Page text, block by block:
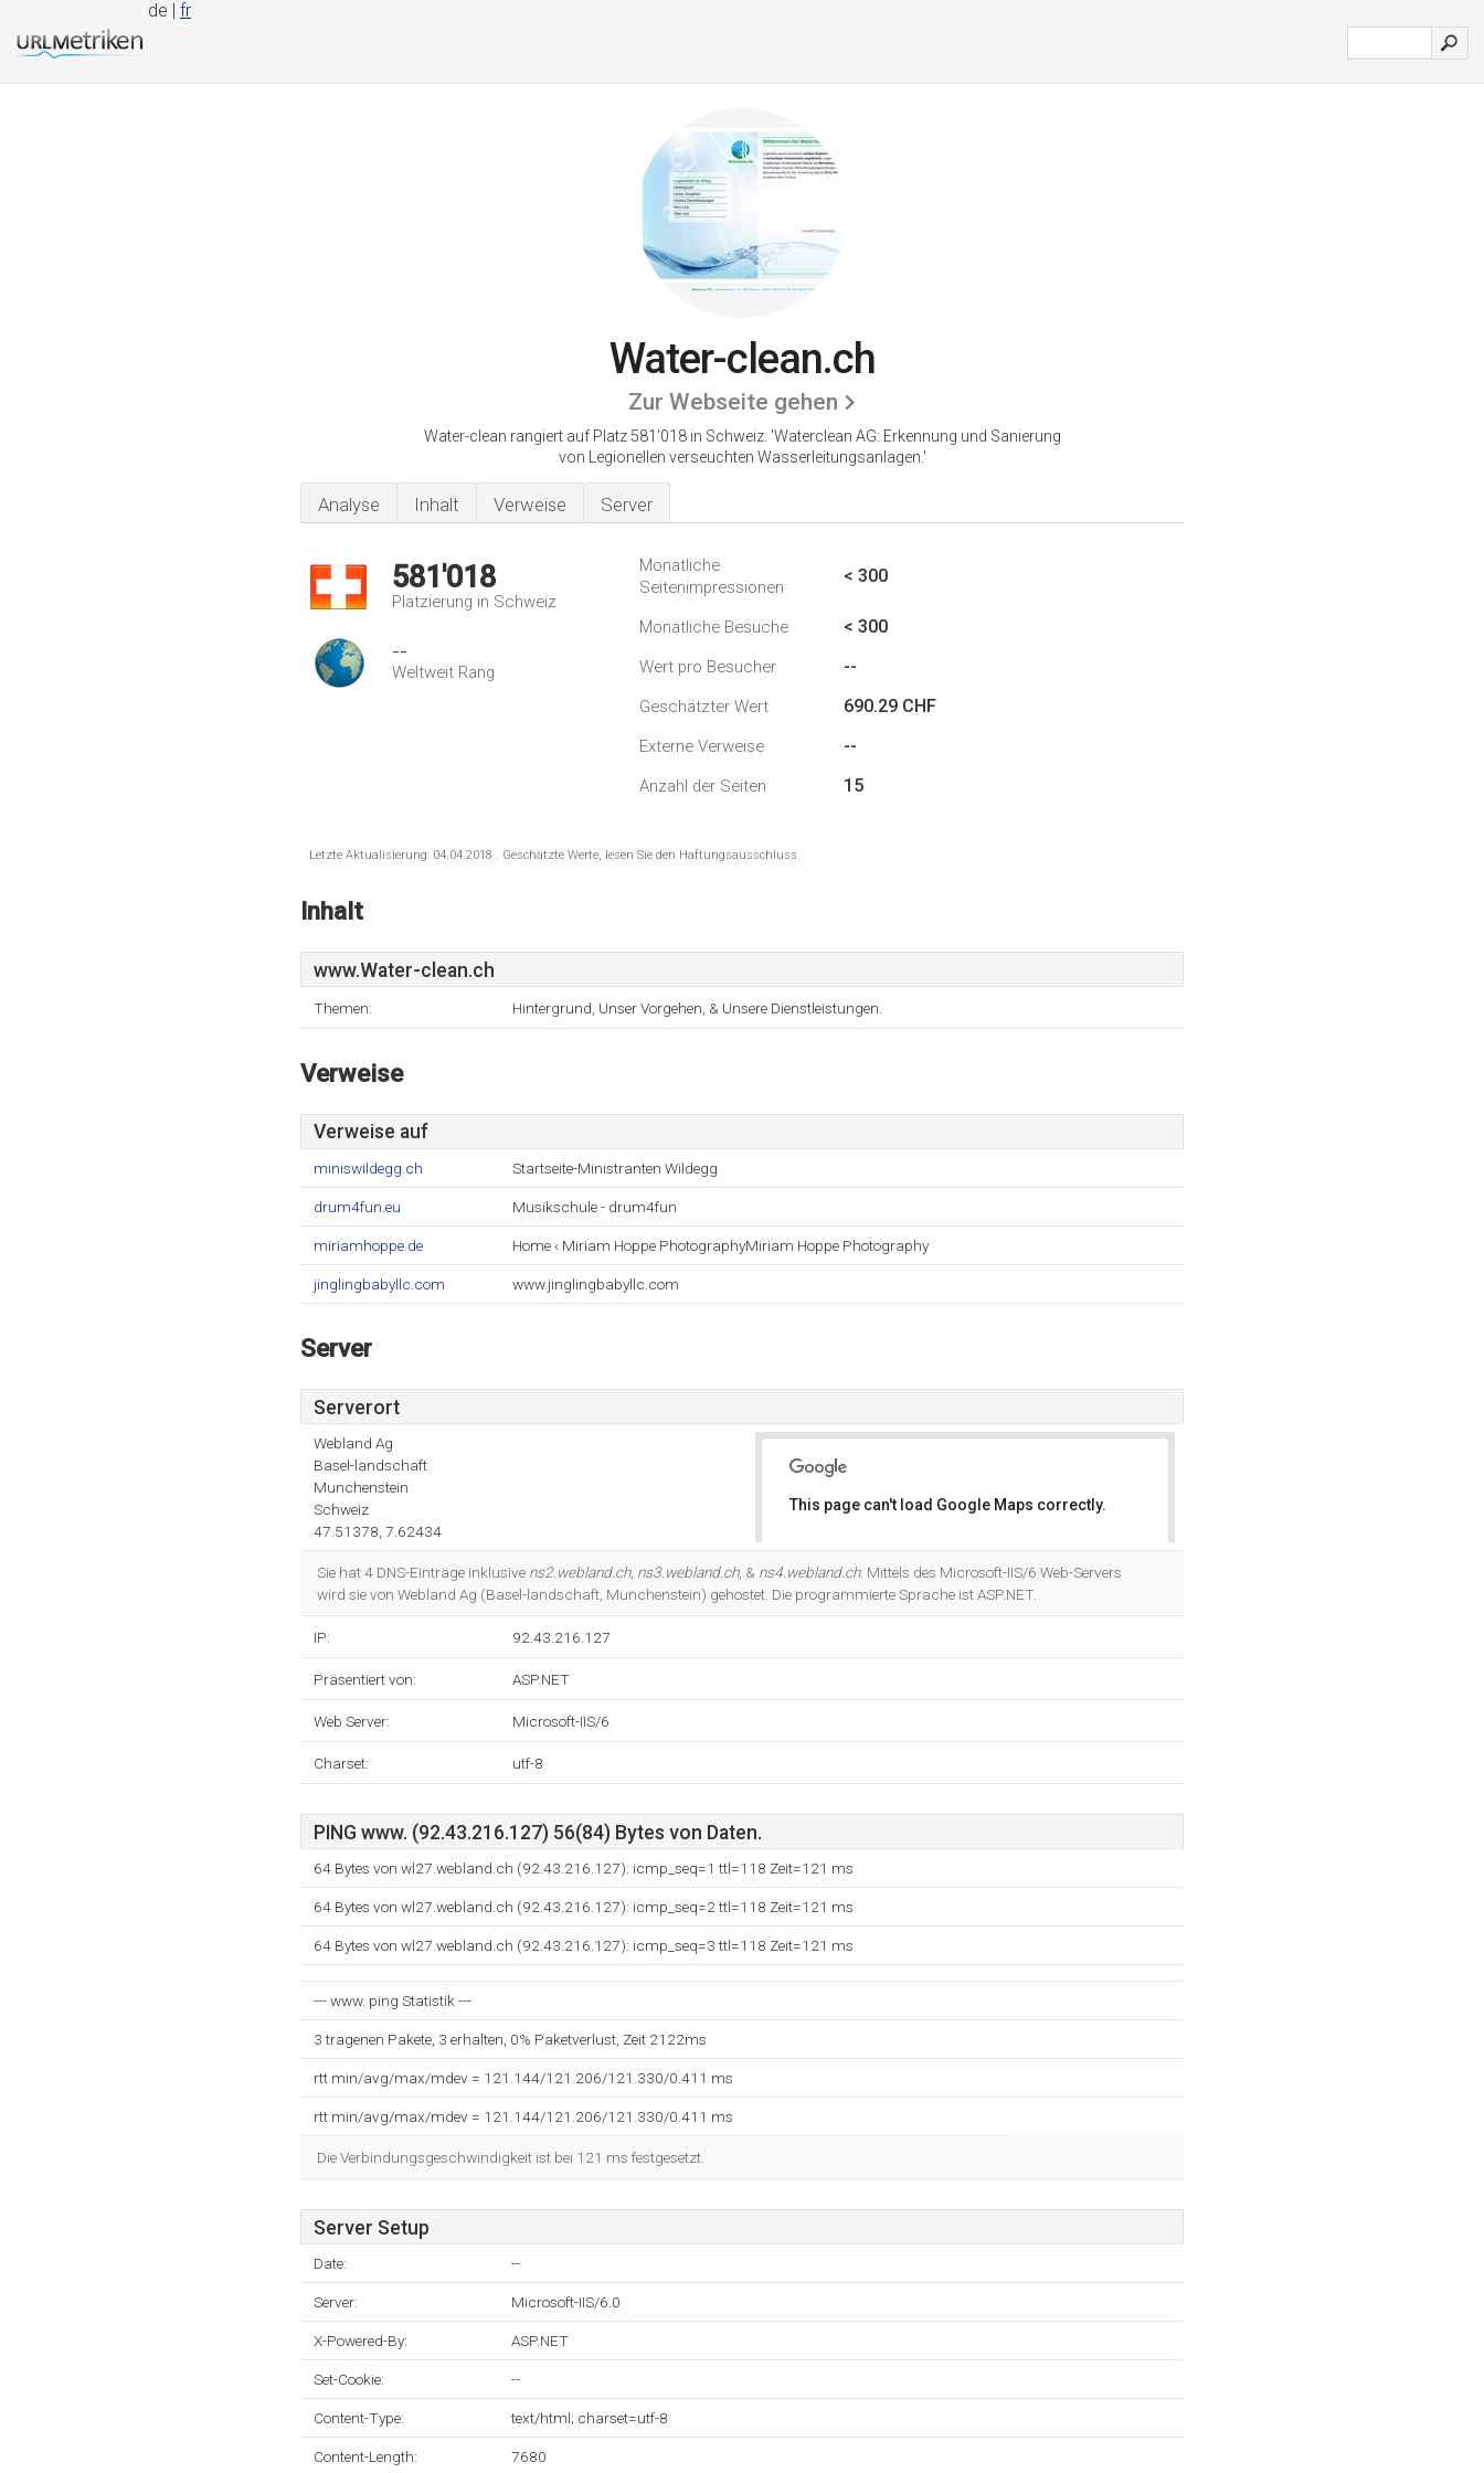
de | fr
Water-clean.ch
Zur Webseite gehen
Water-clean rangiert auf Platz 581'018 in Schweiz. 'Waterclean AG: Erkennung und Sanierung
von Legionellen verseuchten Wasserleitungsanlagen.'
Analyse Inhalt Verweise Server
581'018
Platzierung in Schweiz
--
Weltweit Rang
Monatliche
Seitenimpressionen
< 300
Monatliche Besuche < 300
Wert pro Besucher --
Geschätzter Wert 690.29 CHF
Externe Verweise --
Anzahl der Seiten 15
Letzte Aktualisierung: 04.04.2018 . Geschätzte Werte, lesen Sie den Haftungsausschluss.
Inhalt
www.Water-clean.ch
Themen: Hintergrund, Unser Vorgehen, & Unsere Dienstleistungen.
Verweise
Verweise auf
miniswildegg.ch Startseite-Ministranten Wildegg
drum4fun.eu Musikschule - drum4fun
miriamhoppe.de Home ‹ Miriam Hoppe PhotographyMiriam Hoppe Photography
jinglingbabyllc.com www.jinglingbabyllc.com
Server
Serverort
Webland Ag
Basel-landschaft
Munchenstein
Schweiz
47.51378, 7.62434
This page can't load Google Maps correctly.
Sie hat 4 DNS-Einträge inklusive ns2.webland.ch, ns3.webland.ch, & ns4.webland.ch. Mittels des Microsoft-IIS/6 Web-Servers
wird sie von Webland Ag (Basel-landschaft, Munchenstein) gehostet. Die programmierte Sprache ist ASP.NET.
IP: 92.43.216.127
Präsentiert von: ASP.NET
Web Server: Microsoft-IIS/6
Charset: utf-8
PING www. (92.43.216.127) 56(84) Bytes von Daten.
64 Bytes von wl27.webland.ch (92.43.216.127): icmp_seq=1 ttl=118 Zeit=121 ms
64 Bytes von wl27.webland.ch (92.43.216.127): icmp_seq=2 ttl=118 Zeit=121 ms
64 Bytes von wl27.webland.ch (92.43.216.127): icmp_seq=3 ttl=118 Zeit=121 ms
--- www. ping Statistik ---
3 tragenen Pakete, 3 erhalten, 0% Paketverlust, Zeit 2122ms
rtt min/avg/max/mdev = 121.144/121.206/121.330/0.411 ms
rtt min/avg/max/mdev = 121.144/121.206/121.330/0.411 ms
Die Verbindungsgeschwindigkeit ist bei 121 ms festgesetzt.
Server Setup
Date: --
Server: Microsoft-IIS/6.0
X-Powered-By: ASP.NET
Set-Cookie: --
Content-Type: text/html; charset=utf-8
Content-Length: 7680